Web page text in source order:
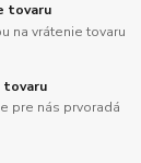
tovaru
na vrátenie tovaru
tovaru
pre nás prvoradá